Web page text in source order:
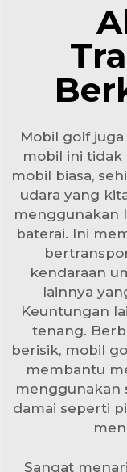
Mobil golf
mobil ini
mobil biasa,
udara yang
menggunakan
baterai. Ini
kendaraan
lainnya
Keuntungan
tenang.
berisik, mobil
membantu
menggunakan
damai seperti
Sangat